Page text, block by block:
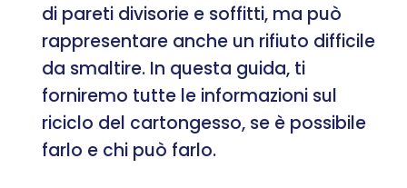
di pareti divisorie e soffitti, ma può
rappresentare anche un rifiuto difficile
da smaltire. In questa guida, ti
forniremo tutte le informazioni sul
riciclo del cartongesso, se è possibile
farlo e chi può farlo.